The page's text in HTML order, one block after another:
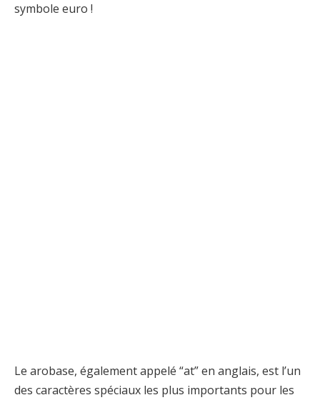
symbole euro !
Le arobase, également appelé “at” en anglais, est l’un
des caractères spéciaux les plus importants pour les